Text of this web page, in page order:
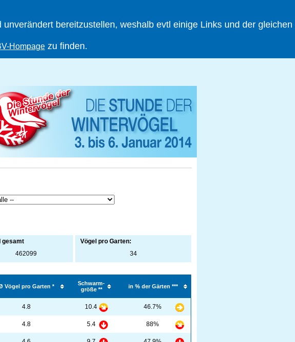
bereitzustellen, weshalb evtl einige Links und der gleichen
Hompage zu finden.
gesamt
Vögel pro Garten:
462099 34
Vögel pro Garten *
Schwarm-
größe **
in % der Gärten ***
4.8 10.4 46.7%
4.8 5.4 88%